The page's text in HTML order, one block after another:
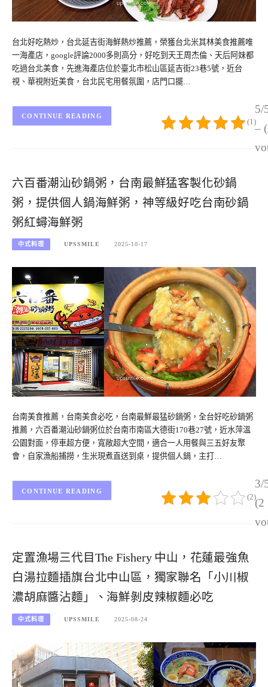
台北好吃熱炒，台北延吉街海鮮熱炒推薦，榮獲台北米其林美食推薦唯
一海產店，google評論2000多則高分，好吃到天王周杰倫、天后阿妹都
吃過台北美食，先進海產店位於臺北市松山區延吉街23巷5號，近台
視、華視附近美食，台北民宅用餐氛圍，店門口擺…
5/
–
(1)
CONTINUE READING
六百番潮汕砂鍋粥，台南最鮮猛客製化砂鍋
粥，提供個人鍋海鮮粥，神等級好吃台南砂鍋
粥紅蟳海鮮粥
中式料理 UPSSMILE 2025-10-17
台南美食推薦，台南美食必吃，台南最鮮最猛砂鍋粥，全台好吃砂鍋粥
推薦，六百番潮汕砂鍋粥位於台南市南區大德街170巷27號，近水萍溫
公園對面，停車超方便，寬敞超大空間，適合一人用餐與三五好友聚
會，自家漁船捕撈，生米現煮直送到桌，提供個人鍋，主打…
3/
(2
(2)
CONTINUE READING
定置漁場三代目The Fishery 中山，花蓮最強魚
白湯拉麵插旗台北中山區，獨家聯名「小川椒
濃胡麻醬沾麵」、海鮮剝皮辣椒麵必吃
中式料理 UPSSMILE 2025-08-24